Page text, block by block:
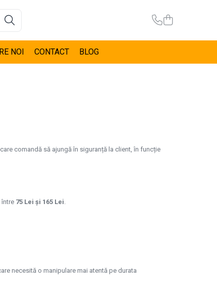
NOI CONTACT BLOG
comandă să ajungă în siguranță la client, în funcție
75 Lei și 165 Lei.
necesită o manipulare mai atentă pe durata